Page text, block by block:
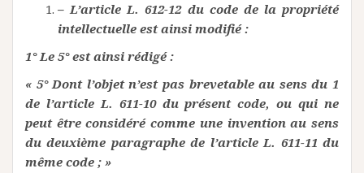
– L’article L. 612-12 du code de la propriété
intellectuelle est ainsi modifié :
1° Le 5° est ainsi rédigé :
« 5° Dont l’objet n’est pas brevetable au sens du 1
de l’article L. 611-10 du présent code, ou qui ne
peut être considéré comme une invention au sens
du deuxième paragraphe de l’article L. 611-11 du
même code ; »